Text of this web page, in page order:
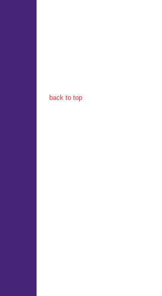
back to top